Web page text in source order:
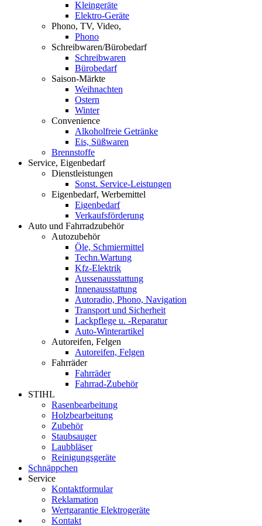
Kleingeräte
Elektro-Geräte
Phono, TV, Video,
Phono
Schreibwaren/Bürobedarf
Schreibwaren
Bürobedarf
Saison-Märkte
Weihnachten
Ostern
Winter
Convenience
Alkoholfreie Getränke
Eis, Süßwaren
Brennstoffe
Service, Eigenbedarf
Dienstleistungen
Sonst. Service-Leistungen
Eigenbedarf, Werbemittel
Eigenbedarf
Verkaufsförderung
Auto und Fahrradzubehör
Autozubehör
Öle, Schmiermittel
Techn.Wartung
Kfz-Elektrik
Aussenausstattung
Innenausstattung
Autoradio, Phono, Navigation
Transport und Sicherheit
Lackpflege u. -Reparatur
Auto-Winterartikel
Autoreifen, Felgen
Autoreifen, Felgen
Fahrräder
Fahrräder
Fahrrad-Zubehör
STIHL
Rasenbearbeitung
Holzbearbeitung
Zubehör
Staubsauger
Laubbläser
Reinigungsgeräte
Schnäppchen
Service
Kontaktformular
Reklamation
Wertgarantie Elektrogeräte
Kontakt